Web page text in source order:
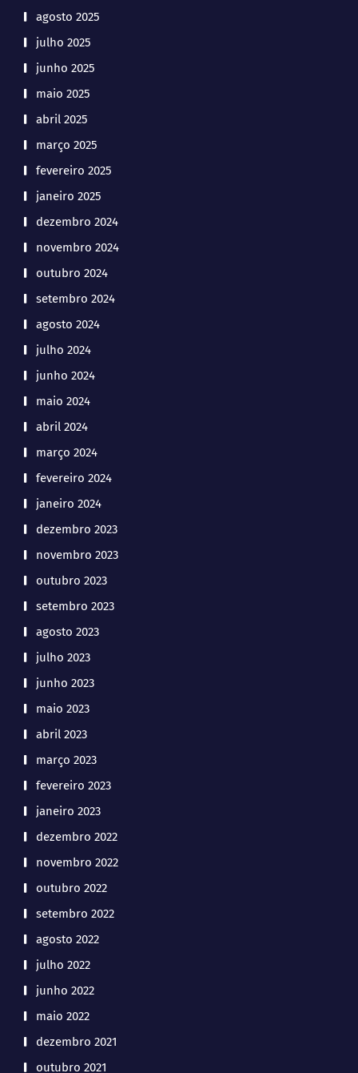
agosto 2025
julho 2025
junho 2025
maio 2025
abril 2025
março 2025
fevereiro 2025
janeiro 2025
dezembro 2024
novembro 2024
outubro 2024
setembro 2024
agosto 2024
julho 2024
junho 2024
maio 2024
abril 2024
março 2024
fevereiro 2024
janeiro 2024
dezembro 2023
novembro 2023
outubro 2023
setembro 2023
agosto 2023
julho 2023
junho 2023
maio 2023
abril 2023
março 2023
fevereiro 2023
janeiro 2023
dezembro 2022
novembro 2022
outubro 2022
setembro 2022
agosto 2022
julho 2022
junho 2022
maio 2022
dezembro 2021
outubro 2021